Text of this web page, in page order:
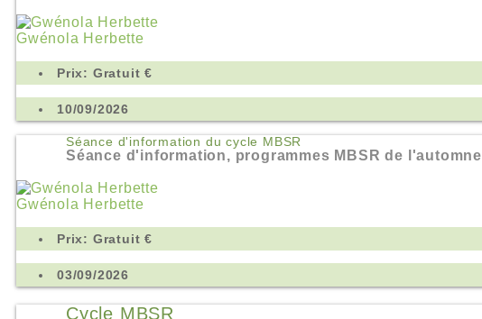
Gwénola Herbette
Prix: Gratuit €
10/09/2026
Séance d'information du cycle MBSR
Séance d'information, programmes MBSR de l'automne
Gwénola Herbette
Prix: Gratuit €
03/09/2026
Cycle MBSR